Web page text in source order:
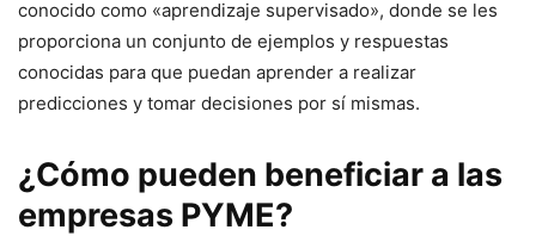
conocido como «aprendizaje supervisado», donde se les
proporciona un conjunto de ejemplos y respuestas
conocidas para que puedan aprender a realizar
predicciones y tomar decisiones por sí mismas.
¿Cómo pueden beneficiar a las
empresas PYME?